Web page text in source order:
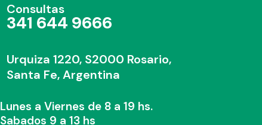
Consultas
341 644 9666
Urquiza 1220, S2000 Rosario,
Santa Fe, Argentina
Lunes a Viernes de 8 a 19 hs.
Sabados 9 a 13 hs